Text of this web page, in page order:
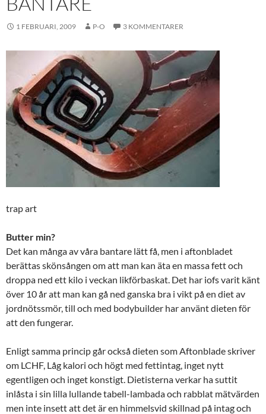
1 FEBRUARI, 2009 P-O 3 KOMMENTARER
trap art
Butter min?
Det kan många av våra bantare lätt få, men i aftonbladet
berättas skönsången om att man kan äta en massa fett och
droppa ned ett kilo i veckan likförbaskat. Det har iofs varit känt
över 10 år att man kan gå ned ganska bra i vikt på en diet av
jordnötssmör, till och med bodybuilder har använt dieten för
att den fungerar.
Enligt samma princip går också dieten som Aftonblade skriver
om LCHF, Låg kalori och högt med fettintag, inget nytt
egentligen och inget konstigt. Dietisterna verkar ha suttit
inlåsta i sin lilla lullande tabell-lambada och rabblat mätvärden
men inte insett att det är en himmelsvid skillnad på intag och